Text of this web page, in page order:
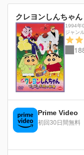
クレヨンしんちゃ
1994年
ジャン
Prime Video
初回30日間無料